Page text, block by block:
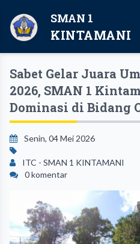
SMAN 1
KINTAMANI
Sabet Gelar Juara
2026, SMAN 1
Dominasi di Bidang
Senin, 04 Mei 2026
ITC - SMAN 1 KINTAMANI
0 komentar